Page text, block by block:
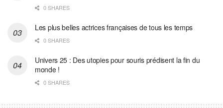
0 SHARES
Les plus belles actrices françaises de tous les temps
0 SHARES
Univers 25 : Des utopies pour souris prédisent la fin du
monde !
0 SHARES